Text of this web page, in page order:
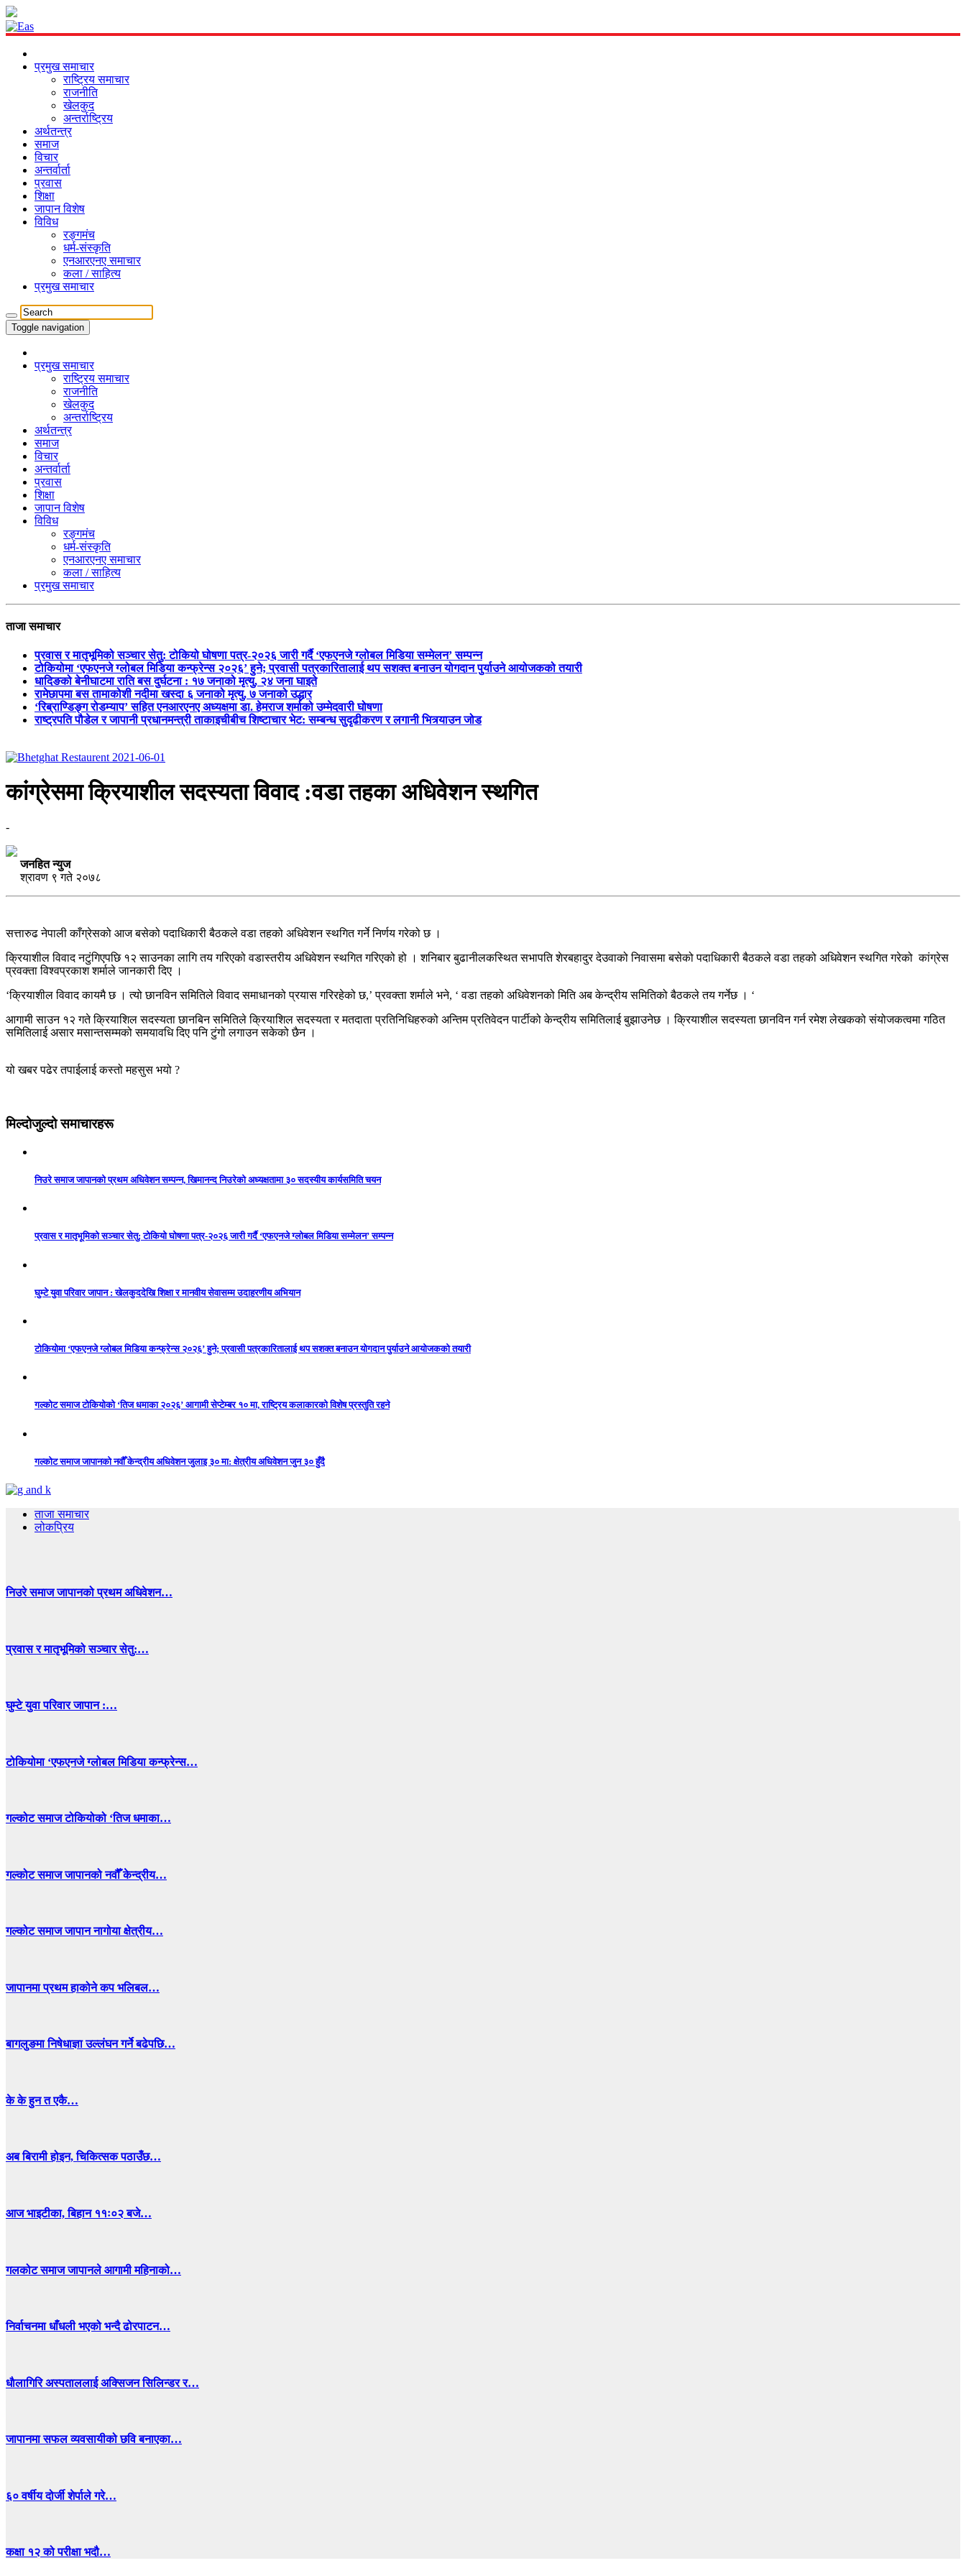
प्रमुख समाचार
राष्ट्रिय समाचार
राजनीति
खेलकुद
अन्तर्राष्ट्रिय
अर्थतन्त्र
समाज
विचार
अन्तर्वार्ता
प्रवास
शिक्षा
जापान विशेष
विविध
रङ्गमंच
धर्म-संस्कृति
एनआरएनए समाचार
कला / साहित्य
प्रमुख समाचार
Toggle navigation
प्रमुख समाचार
राष्ट्रिय समाचार
राजनीति
खेलकुद
अन्तर्राष्ट्रिय
अर्थतन्त्र
समाज
विचार
अन्तर्वार्ता
प्रवास
शिक्षा
जापान विशेष
विविध
रङ्गमंच
धर्म-संस्कृति
एनआरएनए समाचार
कला / साहित्य
प्रमुख समाचार
ताजा समाचार
प्रवास र मातृभूमिको सञ्चार सेतु: टोकियो घोषणा पत्र-२०२६ जारी गर्दै ‘एफएनजे ग्लोबल मिडिया सम्मेलन’ सम्पन्न
टोकियोमा ‘एफएनजे ग्लोबल मिडिया कन्फ्रेन्स २०२६’ हुने; प्रवासी पत्रकारितालाई थप सशक्त बनाउन योगदान पुर्याउने आयोजकको तयारी
धादिङको बेनीघाटमा राति बस दुर्घटना : १७ जनाको मृत्यु, २४ जना घाइते
रामेछापमा बस तामाकोशी नदीमा खस्दा ६ जनाको मृत्यु, ७ जनाको उद्धार
‘रिब्राण्डिङ्ग रोडम्याप’ सहित एनआरएनए अध्यक्षमा डा. हेमराज शर्माको उम्मेदवारी घोषणा
राष्ट्रपति पौडेल र जापानी प्रधानमन्त्री ताकाइचीबीच शिष्टाचार भेट: सम्बन्ध सुदृढीकरण र लगानी भित्र्याउन जोड
कांग्रेसमा क्रियाशील सदस्यता विवाद :वडा तहका अधिवेशन स्थगित
-
जनहित न्युज
श्रावण ९ गते २०७८
सत्तारुढ नेपाली काँग्रेसको आज बसेको पदाधिकारी बैठकले वडा तहको अधिवेशन स्थगित गर्ने निर्णय गरेको छ ।
क्रियाशील विवाद नटुंगिएपछि १२ साउनका लागि तय गरिएको वडास्तरीय अधिवेशन स्थगित गरिएको हो । शनिबार बुढानीलकस्थित सभापति शेरबहादुर देउवाको निवासमा बसेको पदाधिकारी बैठकले वडा तहको अधिवेशन स्थगित गरेको कांग्रेस
प्रवक्ता विश्वप्रकाश शर्माले जानकारी दिए ।
‘क्रियाशील विवाद कायमै छ । त्यो छानविन समितिले विवाद समाधानको प्रयास गरिरहेको छ,’ प्रवक्ता शर्माले भने, ‘ वडा तहको अधिवेशनको मिति अब केन्द्रीय समितिको बैठकले तय गर्नेछ । ‘
आगामी साउन १२ गते क्रियाशिल सदस्यता छानबिन समितिले क्रियाशिल सदस्यता र मतदाता प्रतिनिधिहरुको अन्तिम प्रतिवेदन पार्टीको केन्द्रीय समितिलाई बुझाउनेछ । क्रियाशील सदस्यता छानविन गर्न रमेश लेखकको संयोजकत्वमा गठित
समितिलाई असार मसान्तसम्मको समयावधि दिए पनि टुंगो लगाउन सकेको छैन ।
यो खबर पढेर तपाईलाई कस्तो महसुस भयो ?
मिल्दोजुल्दो समाचारहरू
निउरे समाज जापानको प्रथम अधिवेशन सम्पन्न, खिमानन्द निउरेको अध्यक्षतामा ३० सदस्यीय कार्यसमिति चयन
प्रवास र मातृभूमिको सञ्चार सेतु: टोकियो घोषणा पत्र-२०२६ जारी गर्दै ‘एफएनजे ग्लोबल मिडिया सम्मेलन’ सम्पन्न
घुम्टे युवा परिवार जापान : खेलकुददेखि शिक्षा र मानवीय सेवासम्म उदाहरणीय अभियान
टोकियोमा ‘एफएनजे ग्लोबल मिडिया कन्फ्रेन्स २०२६’ हुने; प्रवासी पत्रकारितालाई थप सशक्त बनाउन योगदान पुर्याउने आयोजकको तयारी
गल्कोट समाज टोकियोको ‘तिज धमाका २०२६’ आगामी सेप्टेम्बर १० मा, राष्ट्रिय कलाकारको विशेष प्रस्तुति रहने
गल्कोट समाज जापानको नवौँ केन्द्रीय अधिवेशन जुलाइ ३० मा: क्षेत्रीय अधिवेशन जुन ३० हुँदै
ताजा समाचार
लोकप्रिय
निउरे समाज जापानको प्रथम अधिवेशन…
प्रवास र मातृभूमिको सञ्चार सेतु:…
घुम्टे युवा परिवार जापान :…
टोकियोमा ‘एफएनजे ग्लोबल मिडिया कन्फ्रेन्स…
गल्कोट समाज टोकियोको ‘तिज धमाका…
गल्कोट समाज जापानको नवौँ केन्द्रीय…
गल्कोट समाज जापान नागोया क्षेत्रीय…
जापानमा प्रथम हाकोने कप भलिबल…
बागलुङमा निषेधाज्ञा उल्लंघन गर्ने बढेपछि…
के के हुन त एकै…
अब बिरामी होइन, चिकित्सक पठाउँछ…
आज भाइटीका, बिहान ११ः०२ बजे…
गलकोट समाज जापानले आगामी महिनाको…
निर्वाचनमा धाँधली भएको भन्दै ढोरपाटन…
धाैलागिरि अस्पताललाई अक्सिजन सिलिन्डर र…
जापानमा सफल व्यवसायीको छवि बनाएका…
६० वर्षीय दोर्जी शेर्पाले गरे…
कक्षा १२ को परीक्षा भदौ…